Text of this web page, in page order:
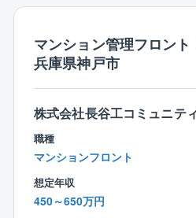
す。入社後の研修もございま
■理事会、総会の運営サポート
管理組合の収支報告や、司会
レゼンを行います。
（慣れるまでは先輩社員が同
い！）
■入居者様からのお困りごとサ
（同社では24時間365日、自社
マンション管理フロン
兵庫県神戸市
株式会社長谷工コミュニテ
職種
マンションフロント
想定年収
450～650万円